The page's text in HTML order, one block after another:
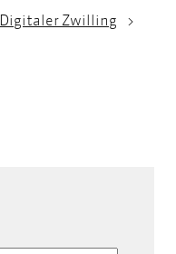
Digitaler Zwilling